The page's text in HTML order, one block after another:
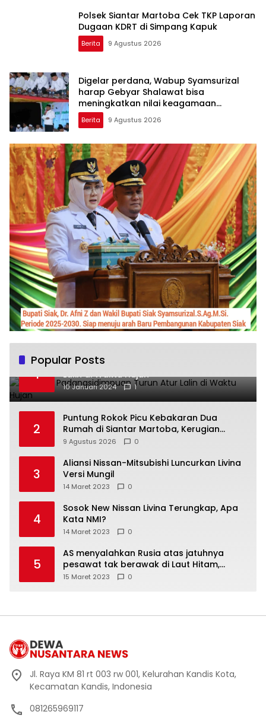
Polsek Siantar Martoba Cek TKP Laporan
Dugaan KDRT di Simpang Kapuk
Berita 9 Agustus 2026
Digelar perdana, Wabup Syamsurizal
harap Gebyar Shalawat bisa
meningkatkan nilai keagamaan
ditengah-tengah masyarakat
Berita 9 Agustus 2026
Popular Posts
1
Kapolres Padangsidimpuan Turun Atur
Lalin di Waktu Hujan
10 Januari 2024 1
2
Puntung Rokok Picu Kebakaran Dua
Rumah di Siantar Martoba, Kerugian
Capai Rp550 Juta
9 Agustus 2026 0
3
Aliansi Nissan-Mitsubishi Luncurkan Livina
Versi Mungil
14 Maret 2023 0
4
Sosok New Nissan Livina Terungkap, Apa
Kata NMI?
14 Maret 2023 0
5
AS menyalahkan Rusia atas jatuhnya
pesawat tak berawak di Laut Hitam,
Moskow menyangkal
15 Maret 2023 0
Jl. Raya KM 81 rt 003 rw 001, Kelurahan Kandis Kota,
Kecamatan Kandis, Indonesia
081265969117